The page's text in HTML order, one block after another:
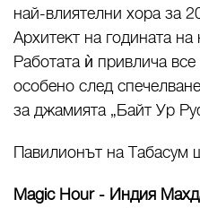
най-влиятелни хора за
Архитект на годината
Работата ѝ привлича
особено след
за джамията „Байт Ур
Павилионът на Табасум
Magic Hour - Индия